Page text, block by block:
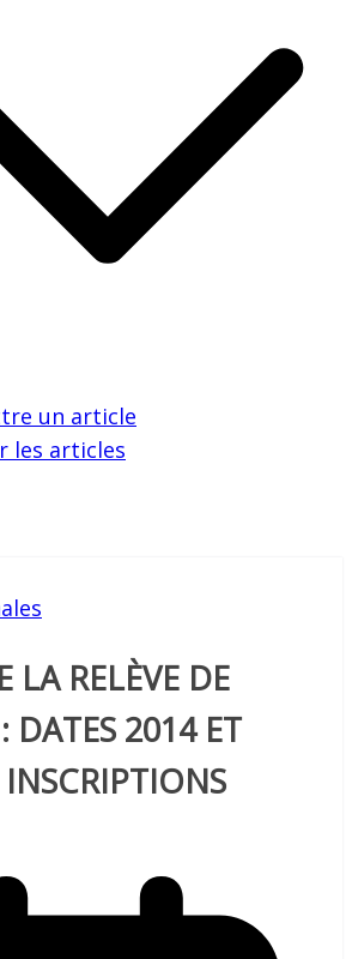
un article
les articles
LA RELÈVE DE
DATES 2014 ET